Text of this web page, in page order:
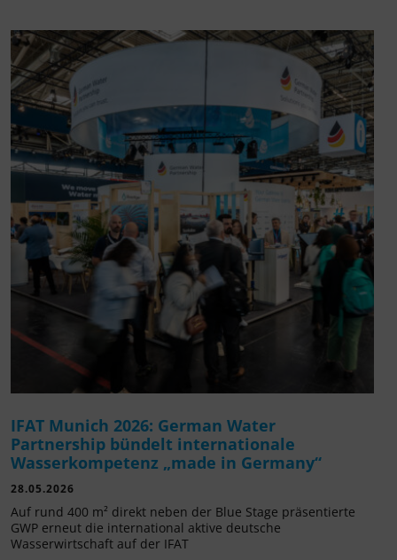
IFAT Munich 2026: German Water
Partnership bündelt internationale
Wasserkompetenz „made in Germany“
28.05.2026
Auf rund 400 m² direkt neben der Blue Stage präsentierte
GWP erneut die international aktive deutsche
Wasserwirtschaft auf der IFAT